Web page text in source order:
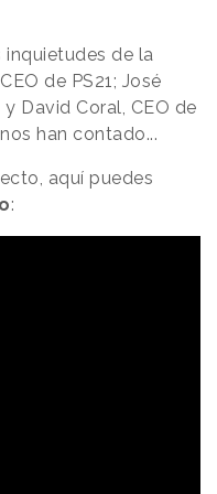
inquietudes de la
de PS21; José
y David Coral, CEO de
han contado...
aquí puedes
: